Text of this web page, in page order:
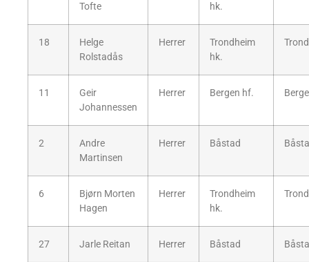
Tofte
hk.
18
Helge
Rolstadås
Herrer
Trondheim
hk.
11
Geir
Johannessen
Herrer Bergen hf.
2
Andre
Martinsen
Herrer Båstad
6
Bjørn Morten
Hagen
Herrer
Trondheim
hk.
27 Jarle Reitan Herrer Båstad